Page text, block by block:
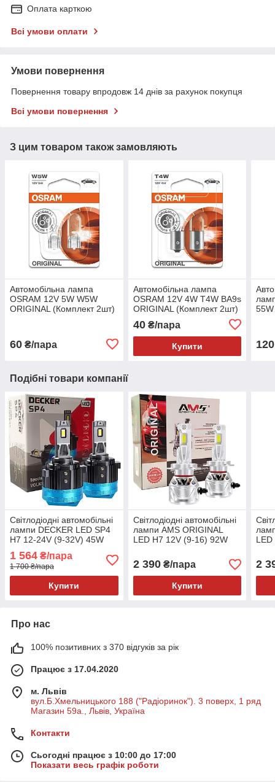
Оплата карткою
Всі умови оплати
Умови повернення
Повернення товару впродовж 14 днів за рахунок покупця
Всі умови повернення
З цим товаром також замовляють
Автомобільна лампа
OSRAM 12V 5W W5W
ORIGINAL (Комплект 2шт)
60 ₴/пара
Автомобільна лампа
OSRAM 12V 4W T4W BA9s
ORIGINAL (Комплект 2шт)
40₴/пара
Купити 120
Подібні товари компанії
Світлодіодні автомобільні
лампи DECKER LED SP4
H7 12-24V (9-32V) 45W
12000Lm 6000K CANBUS
для Volkswagen (комплект
2шт)
1 564 ₴/пара
1 700 ₴/пара
Купити
Світлодіодні автомобільні
лампи AMS ORIGINAL
LED H7 12V (9-16) 92W
(комплект 2шт)
2 390₴/пара
Купити
2
Про нас
100% позитивних з 370 відгуків за рік
Працює з 17.04.2020
м. Львів
вул.Б.Хмельницького 188 ("Радіоринок"). 3 поверх, 1 ряд
Магазин 59а., Львів, Україна
Контакти
Сьогодні працює з 10:00 до 17:00
Показати весь графік роботи